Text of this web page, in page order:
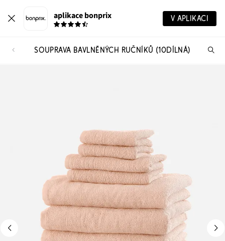
aplikace bonprix V APLIKACI
SOUPRAVA BAVLNĚNÝCH RUČNÍKŮ (10DÍLNÁ)